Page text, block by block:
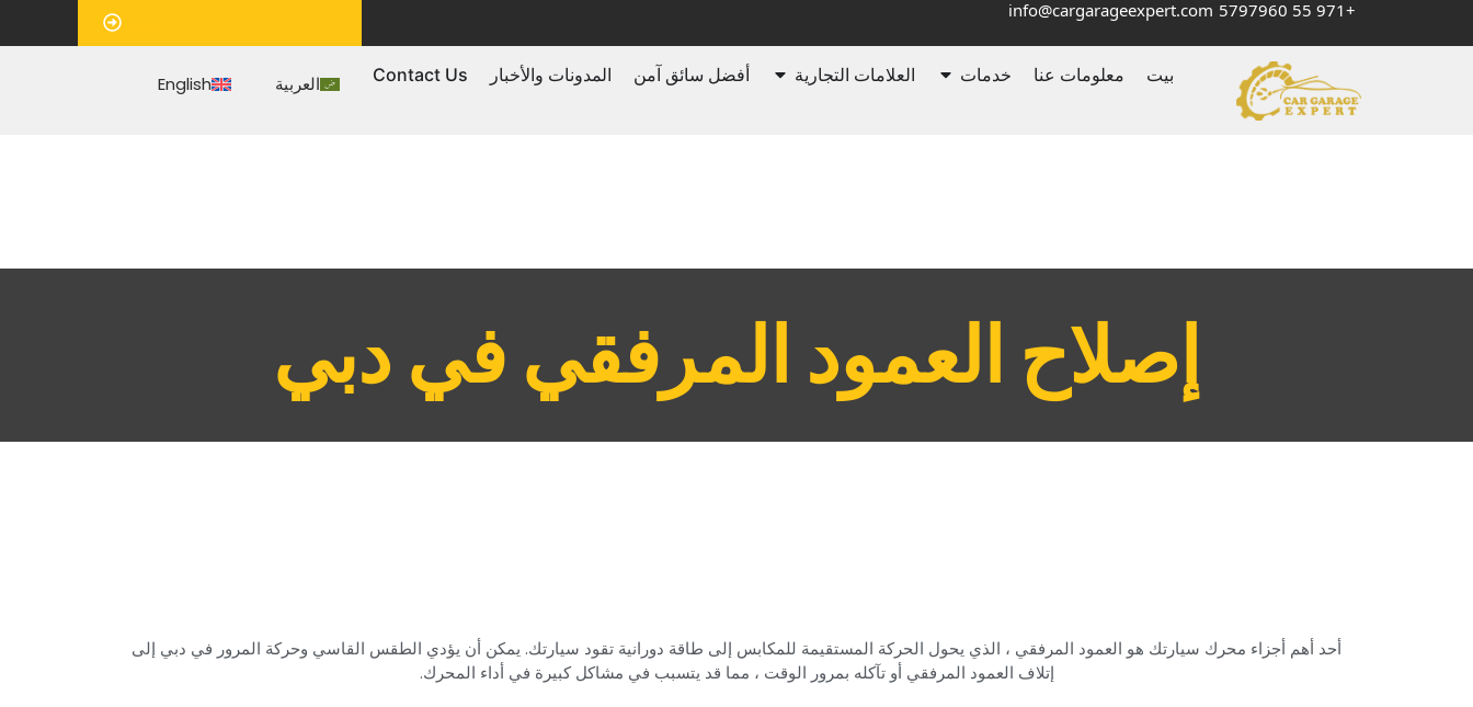
+971 55 5797960
info@cargarageexpert.com
‏موعد‏
بيت معلومات عنا خدمات العلامات التجارية أفضل سائق آمن المدونات والأخبار Contact Us العربية English
‏إصلاح العمود المرفقي في دبي‏
‏أحد أهم أجزاء محرك سيارتك هو العمود المرفقي ، الذي يحول الحركة المستقيمة للمكابس إلى طاقة دورانية تقود سيارتك. يمكن أن يؤدي الطقس القاسي وحركة المرور في دبي إلى
إتلاف العمود المرفقي أو تآكله بمرور الوقت ، مما قد يتسبب في مشاكل كبيرة في أداء المحرك.‏